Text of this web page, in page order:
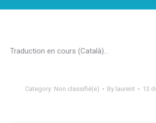
Traduction en cours (Català)…
Category: Non classifié(e) By laurent 13